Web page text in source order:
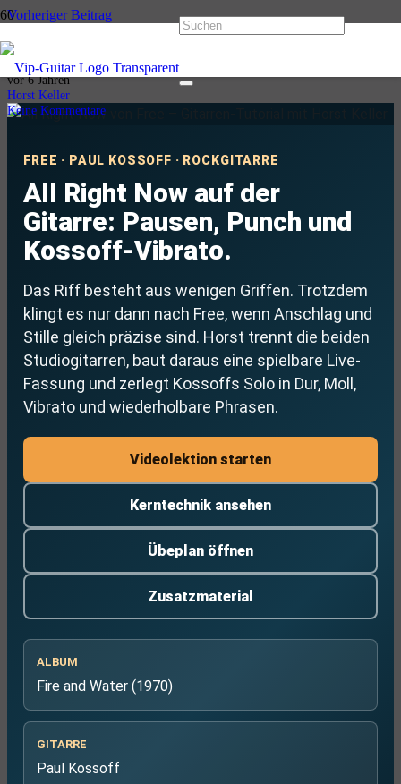
Vorheriger Beitrag
Desperado auf der Gitarre: Eagles-Songtutorial
Nächster Beitrag
5 Rockklassiker auf der Gitarre: Tutorial Vol. 2
vor 6 Jahren
Horst Keller
Keine Kommentare
FREE · PAUL KOSSOFF · ROCKGITARRE
All Right Now auf der
Gitarre: Pausen, Punch und
Kossoff-Vibrato.
Das Riff besteht aus wenigen Griffen. Trotzdem
klingt es nur dann nach Free, wenn Anschlag und
Stille gleich präzise sind. Horst trennt die beiden
Studiogitarren, baut daraus eine spielbare Live-
Fassung und zerlegt Kossoffs Solo in Dur, Moll,
Vibrato und wiederholbare Phrasen.
Videolektion starten
Kerntechnik ansehen
Übeplan öffnen
Zusatzmaterial
ALBUM
Fire and Water (1970)
GITARRE
Paul Kossoff